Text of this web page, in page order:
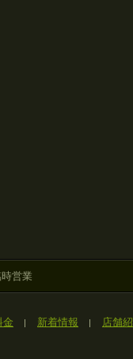
営業
金 新着情報 店舗